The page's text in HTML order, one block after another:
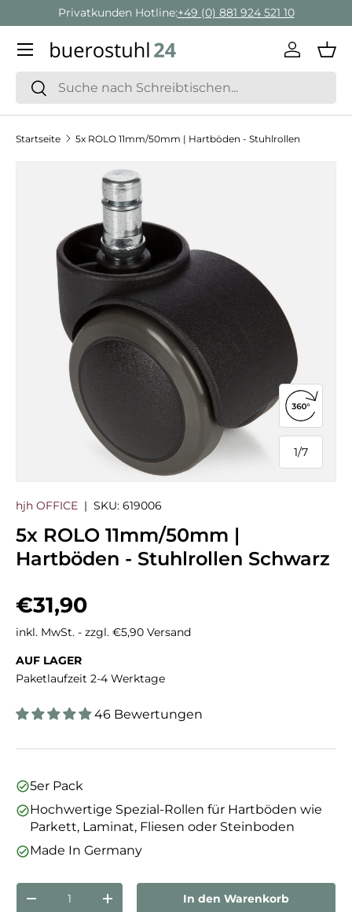
Direkt zum Inhalt
Privatkunden Hotline:+49 (0) 881 924 521 10
Suchen
Suchen
Menü
Startseite 5x ROLO 11mm/50mm | Hartböden - Stuhlrollen
Zu Produktinformationen springen
1/
von
7
360°-
hjh OFFICE | SKU: 619006
5x ROLO 11mm/50mm |
Hartböden - Stuhlrollen Schwarz
Normaler Preis
€31,90
inkl. MwSt. - zzgl. €5,90 Versand
AUF LAGER
Paketlaufzeit 2-4 Werktage
46 Bewertungen
5er Pack
Hochwertige Spezial-Rollen für Hartböden wie
Parkett, Laminat, Fliesen oder Steinboden
Made In Germany
Anzahl
Menge verringernMenge erhöhenIn den Warenkorb